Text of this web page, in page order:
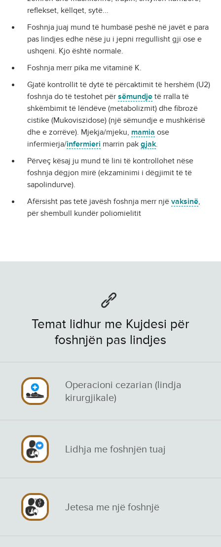
reflekset, këllqet, sytë...
Foshnja juaj mund të humbasë peshë në javët e para
pas lindjes edhe nëse ju i jepni rregullisht gji ose e
ushqeni. Kjo është normale.
Foshnja merr pika me vitaminë K.
Gjatë kontrollit të dytë të përcaktimit të hershëm (U2)
foshnja do të testohet për sëmundje të rralla të
shkëmbimit të lëndëve (metabolizmit) dhe fibrozë
cistike (Mukoviszidose) (një sëmundje e mushkërisë
dhe e zorrëve). Mjekja/mjeku, mamia ose
infermierja/infermieri marrin pak gjak.
Përveç kësaj ju mund të lini të kontrollohet nëse
foshnja dëgjon mirë (ekzaminimi i dëgjimit të të
sapolindurve).
Afërsisht pas tetë javësh foshnja merr një vaksinë,
për shembull kundër poliomielitit
Temat lidhur me Kujdesi për
foshnjën pas lindjes
Operacioni cezarian (lindja
kirurgjikale)
Lidhja me foshnjën tuaj
Jetesa me një foshnjë